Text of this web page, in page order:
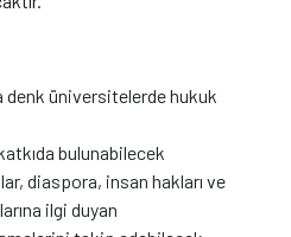
denk üniversitelerde hukuk
bulunabilecek
diaspora, insan hakları ve
ilgi duyan